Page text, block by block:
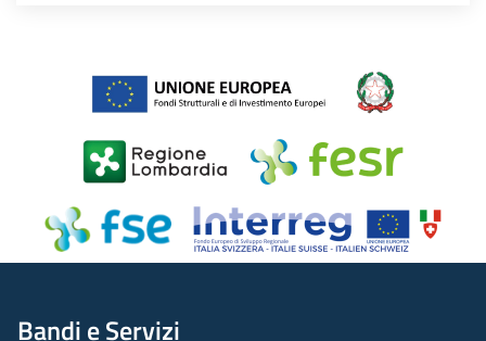
Bandi e Servizi